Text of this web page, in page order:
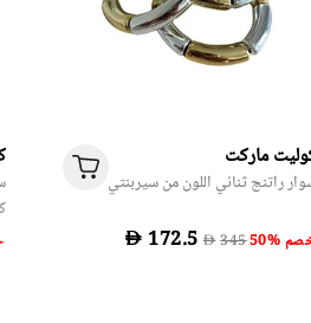
ماركت
راتنج ثنائي اللون من سيربنتي
D D ‏345 خصم